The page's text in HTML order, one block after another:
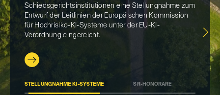
Schiedsgerichtsinstitutionen eine Stellungnahme zum
Entwurf der Leitlinien der Europäischen Kommission
für Hochrisiko-KI-Systeme unter der EU-KI-
Verordnung eingereicht.
STELLUNGNAHME KI-SYSTEME SR-HONORARE